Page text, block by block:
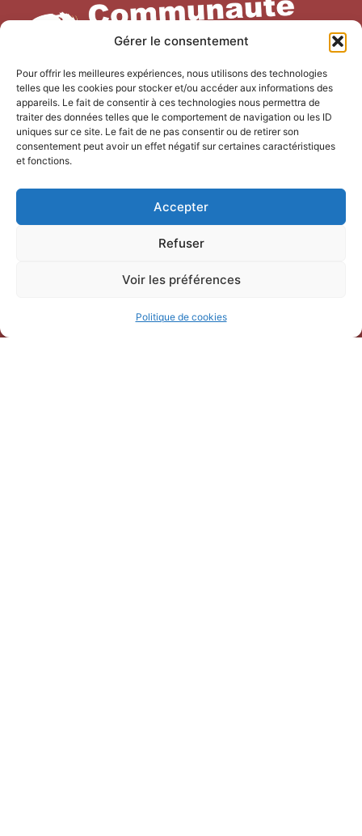
Gérer le consentement
Pour offrir les meilleures expériences, nous utilisons des technologies
telles que les cookies pour stocker et/ou accéder aux informations des
appareils. Le fait de consentir à ces technologies nous permettra de
traiter des données telles que le comportement de navigation ou les ID
uniques sur ce site. Le fait de ne pas consentir ou de retirer son
consentement peut avoir un effet négatif sur certaines caractéristiques
et fonctions.
Accepter
Refuser
Voir les préférences
Politique de cookies
NOUS CONTACTER
Office de Tourisme Terre de
04 66 77 22 31